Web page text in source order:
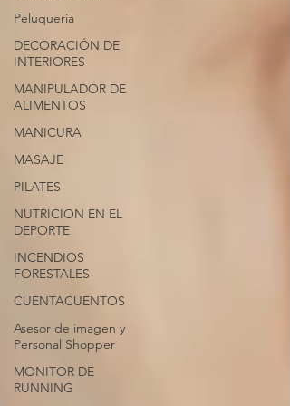
Peluqueria
DECORACIÓN DE
INTERIORES
MANIPULADOR DE
ALIMENTOS
MANICURA
MASAJE
PILATES
NUTRICION EN EL
DEPORTE
INCENDIOS
FORESTALES
CUENTACUENTOS
Asesor de imagen y
Personal Shopper
MONITOR DE
RUNNING